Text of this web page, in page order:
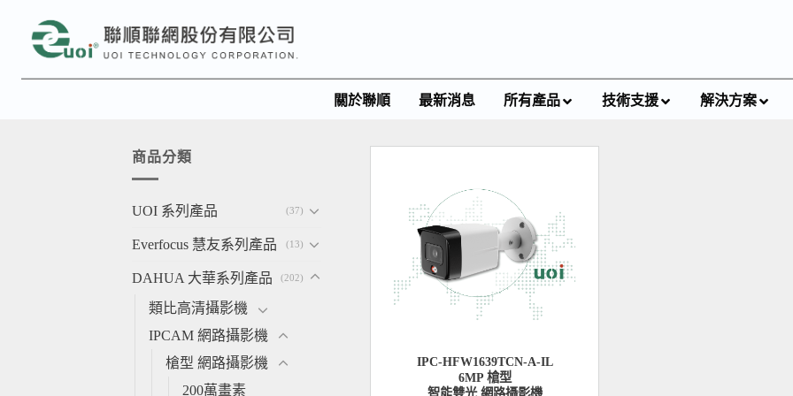
關於聯順 最新消息 所有產品 技術支援 解決方案
商品分類
UOI 系列產品 (37)
Everfocus 慧友系列產品 (13)
DAHUA 大華系列產品 (202)
類比高清攝影機
IPCAM 網路攝影機
槍型 網路攝影機
200萬畫素
IPC-HFW1639TCN-A-IL
6MP 槍型
智能雙光 網路攝影機